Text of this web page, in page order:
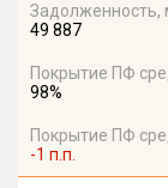
Задолженность,
49 887
Покрытие ПФ
98%
Покрытие ПФ
-1 п.п.